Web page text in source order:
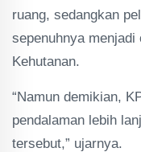
ruang, sedangkan
sepenuhnya
Kehutanan.
“Namun demikian,
pendalaman lebih
tersebut,” ujarnya.